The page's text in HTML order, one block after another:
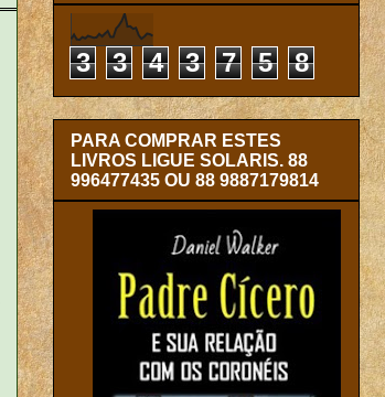
3 3 4 3 7 5 8
PARA COMPRAR ESTES
LIVROS LIGUE SOLARIS. 88
996477435 OU 88 9887179814